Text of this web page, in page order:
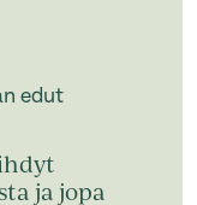
edut
ja jopa